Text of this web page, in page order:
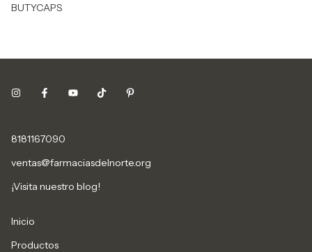
BUTYCAPS
8181167090
ventas@farmaciasdelnorte.org
¡Visita nuestro blog!
Inicio
Productos